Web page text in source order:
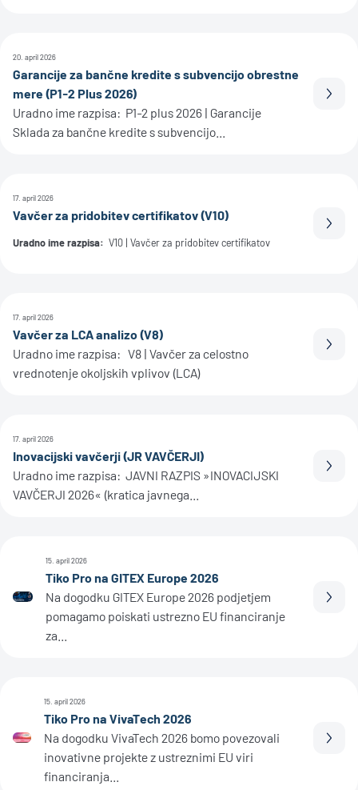
20. april 2026
Garancije za bančne kredite s subvencijo obrestne
mere (P1-2 Plus 2026)
Uradno ime razpisa: P1-2 plus 2026 | Garancije
Sklada za bančne kredite s subvencijo...
17. april 2026
Vavčer za pridobitev certifikatov (V10)
Uradno ime razpisa: V10 | Vavčer za pridobitev certifikatov
17. april 2026
Vavčer za LCA analizo (V8)
Uradno ime razpisa: V8 | Vavčer za celostno
vrednotenje okoljskih vplivov (LCA)
17. april 2026
Inovacijski vavčerji (JR VAVČERJI)
Uradno ime razpisa: JAVNI RAZPIS »INOVACIJSKI
VAVČERJI 2026« (kratica javnega...
15. april 2026
Tiko Pro na GITEX Europe 2026
Na dogodku GITEX Europe 2026 podjetjem
pomagamo poiskati ustrezno EU financiranje
za...
15. april 2026
Tiko Pro na VivaTech 2026
Na dogodku VivaTech 2026 bomo povezovali
inovativne projekte z ustreznimi EU viri
financiranja...